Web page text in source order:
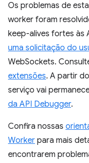
Os problemas de
worker foram
keep-alives fortes às
uma solicitação do
WebSockets.
extensões. A partir
serviço vai
da API Debugger.
Confira nossas
Worker para mais
encontrarem